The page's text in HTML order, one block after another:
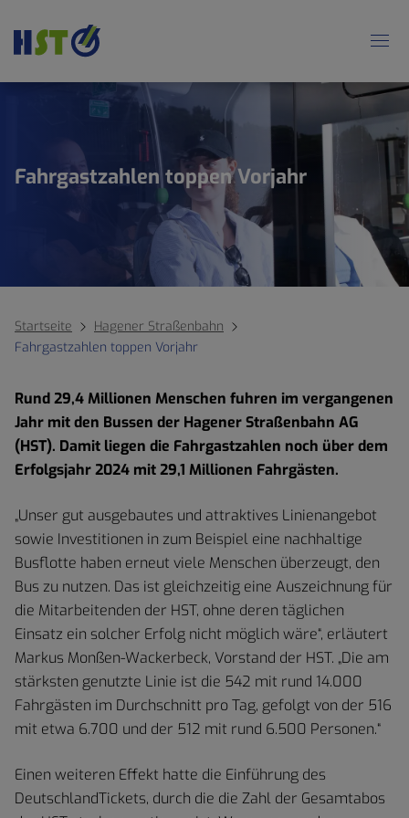
Fahrgastzahlen toppen Vorjahr
Startseite
Hagener Straßenbahn
Fahrgastzahlen toppen Vorjahr
Rund 29,4 Millionen Menschen fuhren im vergangenen
Jahr mit den Bussen der Hagener Straßenbahn AG
(HST). Damit liegen die Fahrgastzahlen noch über dem
Erfolgsjahr 2024 mit 29,1 Millionen Fahrgästen.
„Unser gut ausgebautes und attraktives Linienangebot
sowie Investitionen in zum Beispiel eine nachhaltige
Busflotte haben erneut viele Menschen überzeugt, den
Bus zu nutzen. Das ist gleichzeitig eine Auszeichnung für
die Mitarbeitenden der HST, ohne deren täglichen
Einsatz ein solcher Erfolg nicht möglich wäre“, erläutert
Markus Monßen-Wackerbeck, Vorstand der HST. „Die am
stärksten genutzte Linie ist die 542 mit rund 14.000
Fahrgästen im Durchschnitt pro Tag, gefolgt von der 516
mit etwa 6.700 und der 512 mit rund 6.500 Personen.“
Einen weiteren Effekt hatte die Einführung des
DeutschlandTickets, durch die die Zahl der Gesamtabos